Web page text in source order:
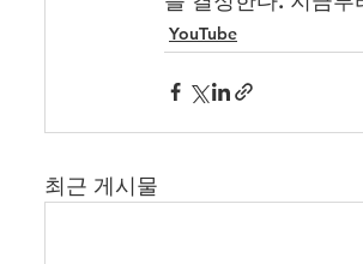
YouTube
최근 게시물